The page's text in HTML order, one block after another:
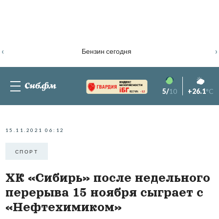
Бензин сегодня
‹ ›
82.76% -1.2 5/10 +26.1°C
15.11.2021 06:12
СПОРТ
ХК «Сибирь» после недельного
перерыва 15 ноября сыграет с
«Нефтехимиком»